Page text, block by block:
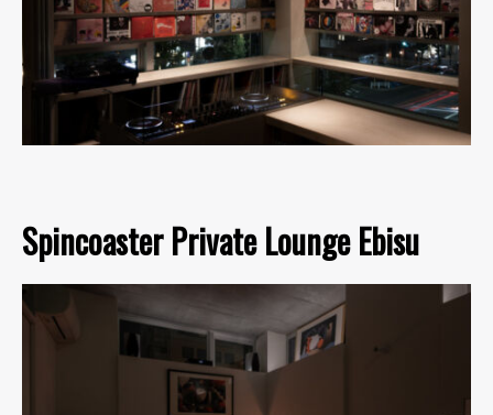
Spincoaster Private Lounge Ebisu